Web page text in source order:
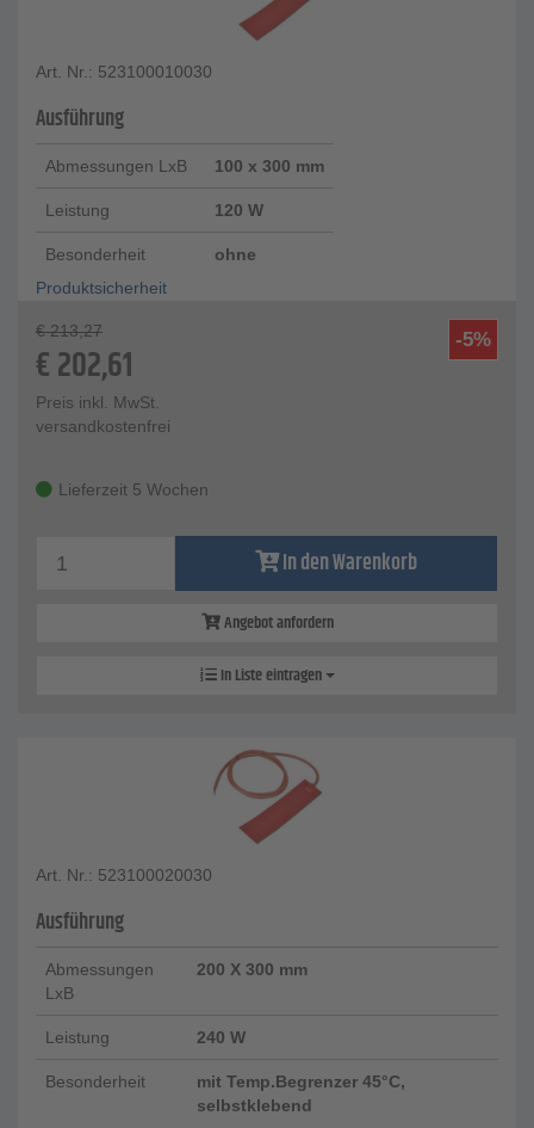
Art. Nr.: 523100010030
Ausführung
Abmessungen LxB 100 x 300 mm
Leistung 120 W
Besonderheit
ohne
Produktsicherheit
-5%
€ 213,27
€202,61
Preis inkl. MwSt.
versandkostenfrei
Lieferzeit 5 Wochen
In den Warenkorb
Angebot anfordern
In Liste eintragen
Art. Nr.: 523100020030
Ausführung
Abmessungen
LxB
200 X 300 mm
Leistung 240 W
Besonderheit
mit Temp.Begrenzer 45°C,
selbstklebend